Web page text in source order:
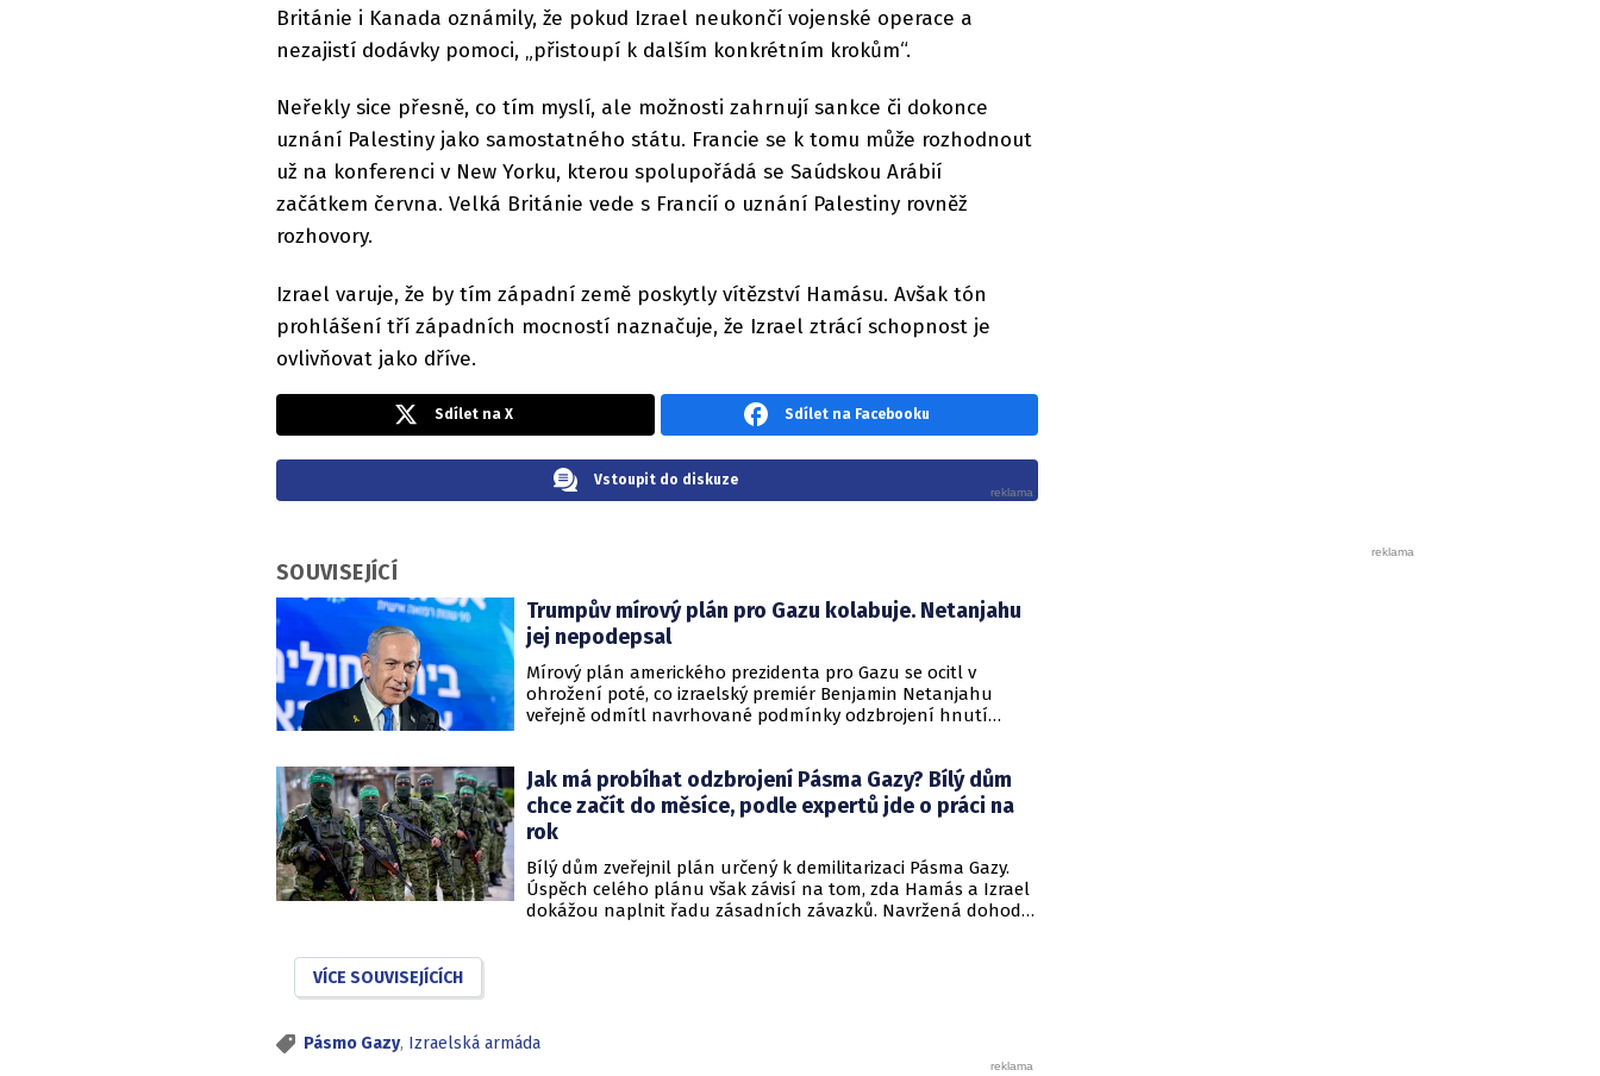
Británie i Kanada oznámily, že pokud Izrael neukončí vojenské operace a
nezajistí dodávky pomoci, „přistoupí k dalším konkrétním krokům“.
Neřekly sice přesně, co tím myslí, ale možnosti zahrnují sankce či dokonce
uznání Palestiny jako samostatného státu. Francie se k tomu může rozhodnout
už na konferenci v New Yorku, kterou spolupořádá se Saúdskou Arábií
začátkem června. Velká Británie vede s Francií o uznání Palestiny rovněž
rozhovory.
Izrael varuje, že by tím západní země poskytly vítězství Hamásu. Avšak tón
prohlášení tří západních mocností naznačuje, že Izrael ztrácí schopnost je
ovlivňovat jako dříve.
Sdílet na X Sdílet na Facebooku
Vstoupit do diskuze
SOUVISEJÍCÍ
Trumpův mírový plán pro Gazu kolabuje. Netanjahu
jej nepodepsal
Mírový plán amerického prezidenta pro Gazu se ocitl v
ohrožení poté, co izraelský premiér Benjamin Netanjahu
veřejně odmítl navrhované podmínky odzbrojení hnutí
najevo, že finální text nepodepsala.
Jak má probíhat odzbrojení Pásma Gazy? Bílý dům
chce začít do měsíce, podle expertů jde o práci na
rok
Bílý dům zveřejnil plán určený k demilitarizaci Pásma Gazy.
Úspěch celého plánu však závisí na tom, zda Hamás a Izrael
dokážou naplnit řadu zásadních závazků. Navržená dohoda
VÍCE SOUVISEJÍCÍCH
Pásmo Gazy, Izraelská armáda